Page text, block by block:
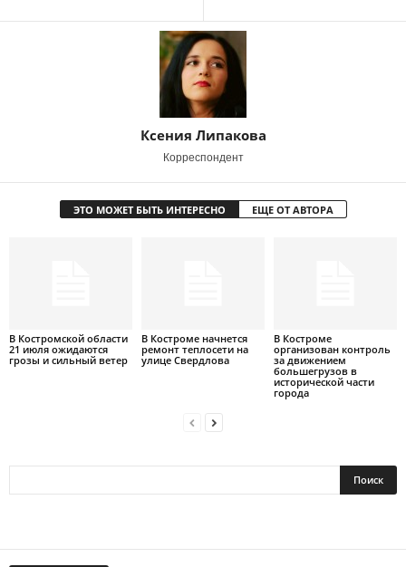
Ксения Липакова
Корреспондент
ЭТО МОЖЕТ БЫТЬ ИНТЕРЕСНО ЕЩЕ ОТ АВТОРА
В Костромской области
21 июля ожидаются
грозы и сильный ветер
В Костроме начнется
ремонт теплосети на
улице Свердлова
В Костроме
организован контроль
за движением
большегрузов в
исторической части
города